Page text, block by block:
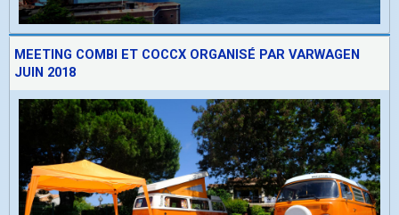
MEETING COMBI ET COCCX ORGANISÉ PAR VARWAGEN
JUIN 2018